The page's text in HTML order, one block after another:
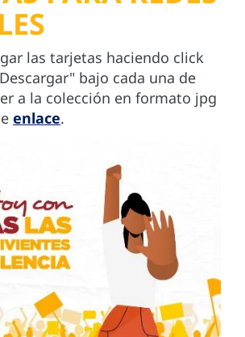
las tarjetas haciendo click
bajo cada una de
a la colección en formato jpg
enlace.